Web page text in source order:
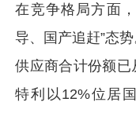
在竞争格局方面
导、国产追赶”态
供应商合计份额
特利以12%位居